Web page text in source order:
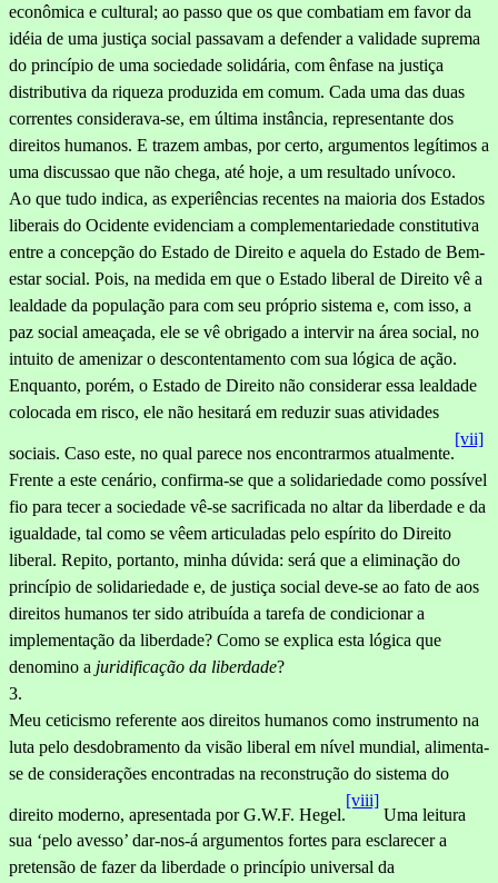
econômica e cultural; ao passo que os que combatiam em favor da
idéia de uma justiça social passavam a defender a validade suprema
do princípio de uma sociedade solidária, com ênfase na justiça
distributiva da rique­za produzida em comum. Cada uma das duas
correntes considerava-se, em última instância, representante dos
direitos humanos. E trazem am­bas, por certo, argumentos legítimos a
uma discussao que não chega, até hoje, a um resultado unívoco.
Ao que tudo indica, as experiências recentes na maioria dos Estados
liberais do Ocidente evidenciam a complementariedade constitutiva
entre a concepção do Estado de Direi­to e aquela do Estado de Bem-
estar social. Pois, na medida em que o Estado liberal de Direito vê a
lealdade da população para com seu próprio sistema e, com isso, a
paz social ameaçada, ele se vê obriga­do a intervir na área social, no
intuito de amenizar o descontenta­mento com sua lógica de ação.
Enquanto, porém, o Estado de Direito não considerar essa lealdade
colocada em risco, ele não hesitará em redu­zir suas atividades
sociais. Caso este, no qual parece nos encontrarmos atualmente.
[vii]
Frente a este cenário, confirma-se que a solidariedade como possível
fio para tecer a sociedade vê-se sacrificada no altar da liberdade e da
igualdade, tal como se vêem articuladas pelo espírito do Direito
liberal. Repito, portanto, minha dúvida: será que a eliminação do
princípio de solidariedade e, de justiça social deve-se ao fato de aos
direitos humanos ter sido atribuída a tarefa de condicionar a
implementação da liberdade? Como se explica esta lógica que
denomino a juridificação da liberdade?
3.
Meu ceticismo referente aos direitos humanos como instrumento na
luta pelo desdobramento da visão liberal em nível mundial, alimenta-
se de considerações encontradas na reconstrução do sistema do
direito moderno, apresentada por G.W.F. Hegel.
[viii]
Uma leitura
sua ‘pelo avesso’ dar-nos-á argumentos fortes para esclarecer a
pretensão de fazer da liberdade o princípio universal da